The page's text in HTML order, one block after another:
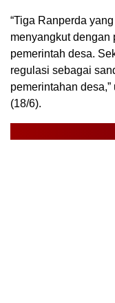
“Tiga Ranperda
menyangkut dengan
pemerintah desa.
regulasi sebagai
pemerintahan
(18/6).